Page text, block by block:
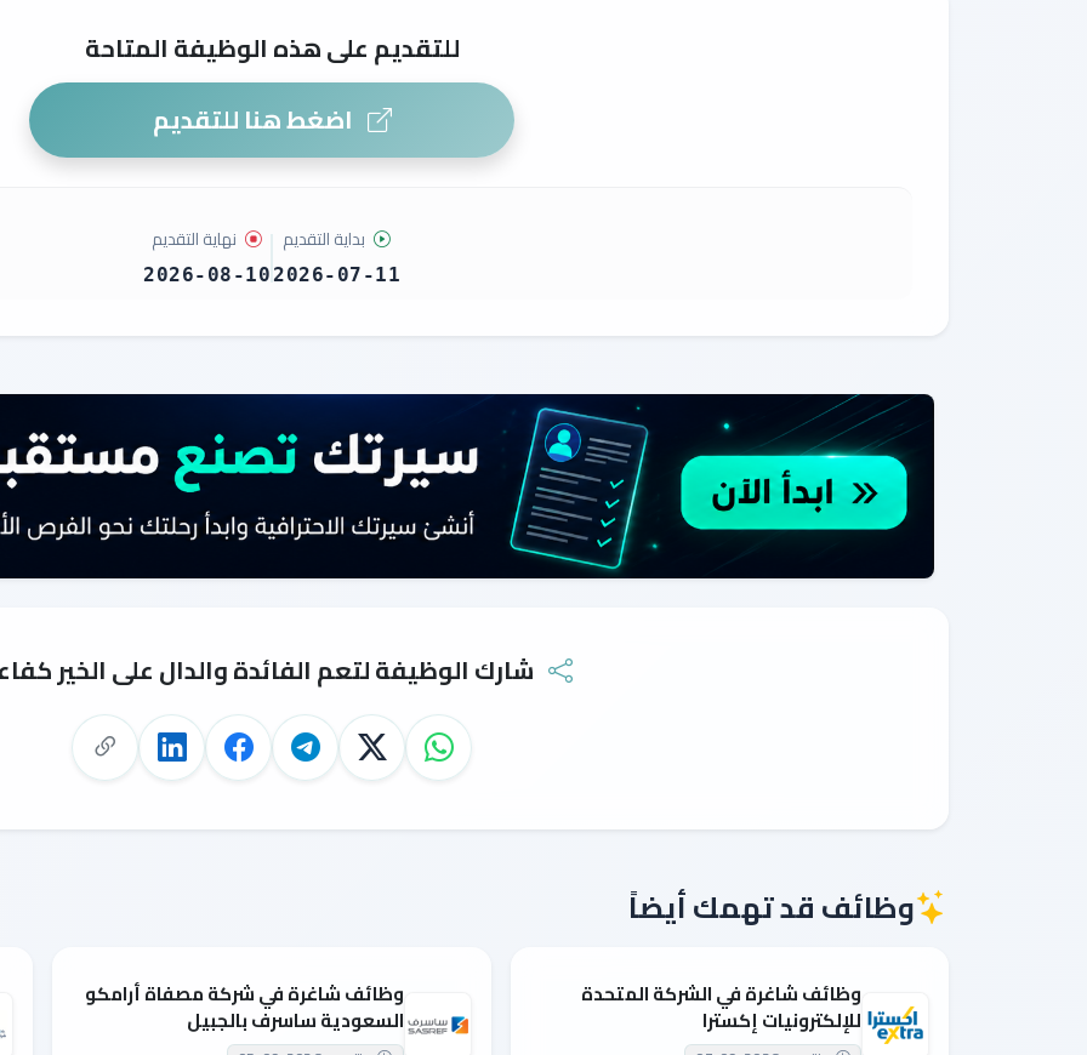
للتقديم على هذه الوظيفة المتاحة
اضغط هنا للتقديم
بداية التقديم
2026-07-11
نهاية التقديم
2026-08-10
شارك الوظيفة لتعم الفائدة والدال على الخير
وظائف قد تهمك أيضاً
وظائف شاغرة في الشركة المتحدة
للإلكترونيات إكسترا
وظائف شاغرة في شركة مصفاة أرامكو
السعودية ساسرف بالجبيل